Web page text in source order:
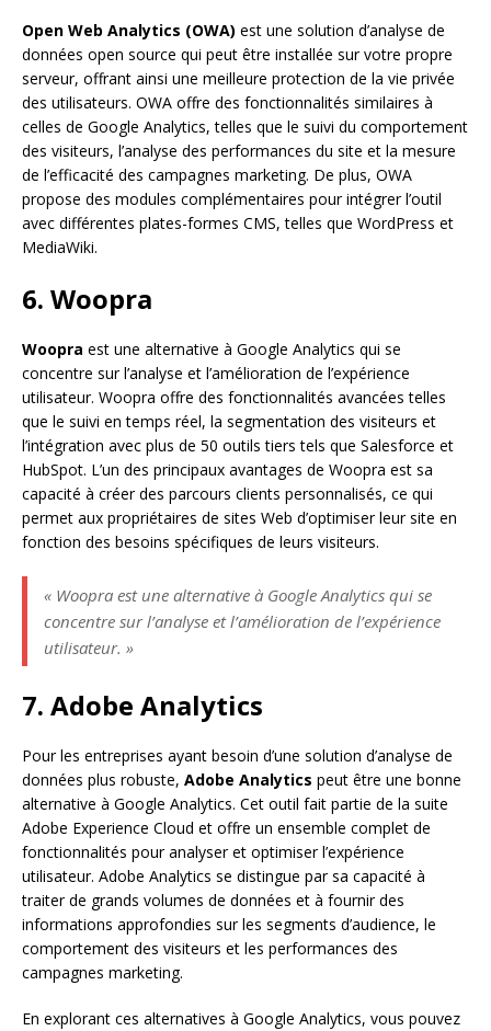
Open Web Analytics (OWA) est une solution d’analyse de
données open source qui peut être installée sur votre propre
serveur, offrant ainsi une meilleure protection de la vie privée
des utilisateurs. OWA offre des fonctionnalités similaires à
celles de Google Analytics, telles que le suivi du comportement
des visiteurs, l’analyse des performances du site et la mesure
de l’efficacité des campagnes marketing. De plus, OWA
propose des modules complémentaires pour intégrer l’outil
avec différentes plates-formes CMS, telles que WordPress et
MediaWiki.
6. Woopra
Woopra est une alternative à Google Analytics qui se
concentre sur l’analyse et l’amélioration de l’expérience
utilisateur. Woopra offre des fonctionnalités avancées telles
que le suivi en temps réel, la segmentation des visiteurs et
l’intégration avec plus de 50 outils tiers tels que Salesforce et
HubSpot. L’un des principaux avantages de Woopra est sa
capacité à créer des parcours clients personnalisés, ce qui
permet aux propriétaires de sites Web d’optimiser leur site en
fonction des besoins spécifiques de leurs visiteurs.
« Woopra est une alternative à Google Analytics qui se
concentre sur l’analyse et l’amélioration de l’expérience
utilisateur. »
7. Adobe Analytics
Pour les entreprises ayant besoin d’une solution d’analyse de
données plus robuste, Adobe Analytics peut être une bonne
alternative à Google Analytics. Cet outil fait partie de la suite
Adobe Experience Cloud et offre un ensemble complet de
fonctionnalités pour analyser et optimiser l’expérience
utilisateur. Adobe Analytics se distingue par sa capacité à
traiter de grands volumes de données et à fournir des
informations approfondies sur les segments d’audience, le
comportement des visiteurs et les performances des
campagnes marketing.
En explorant ces alternatives à Google Analytics, vous pouvez